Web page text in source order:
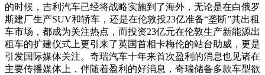
的时候，吉利汽车已经将战略实施到了海外，无论是在白俄罗
斯建厂生产SUV和轿车，还是在伦敦投23亿准备“垄断”其出租
车市场，都成为关注热点，而投资23亿元在伦敦生产新能源出
租车的扩建仪式上更引来了英国首相卡梅伦的站台助威，更是
引发国际媒体关注。奇瑞汽车十年来首次盈利的消息也见诸在
主要传播媒体上，伴随着盈利的好消息，奇瑞储备多款车型欲